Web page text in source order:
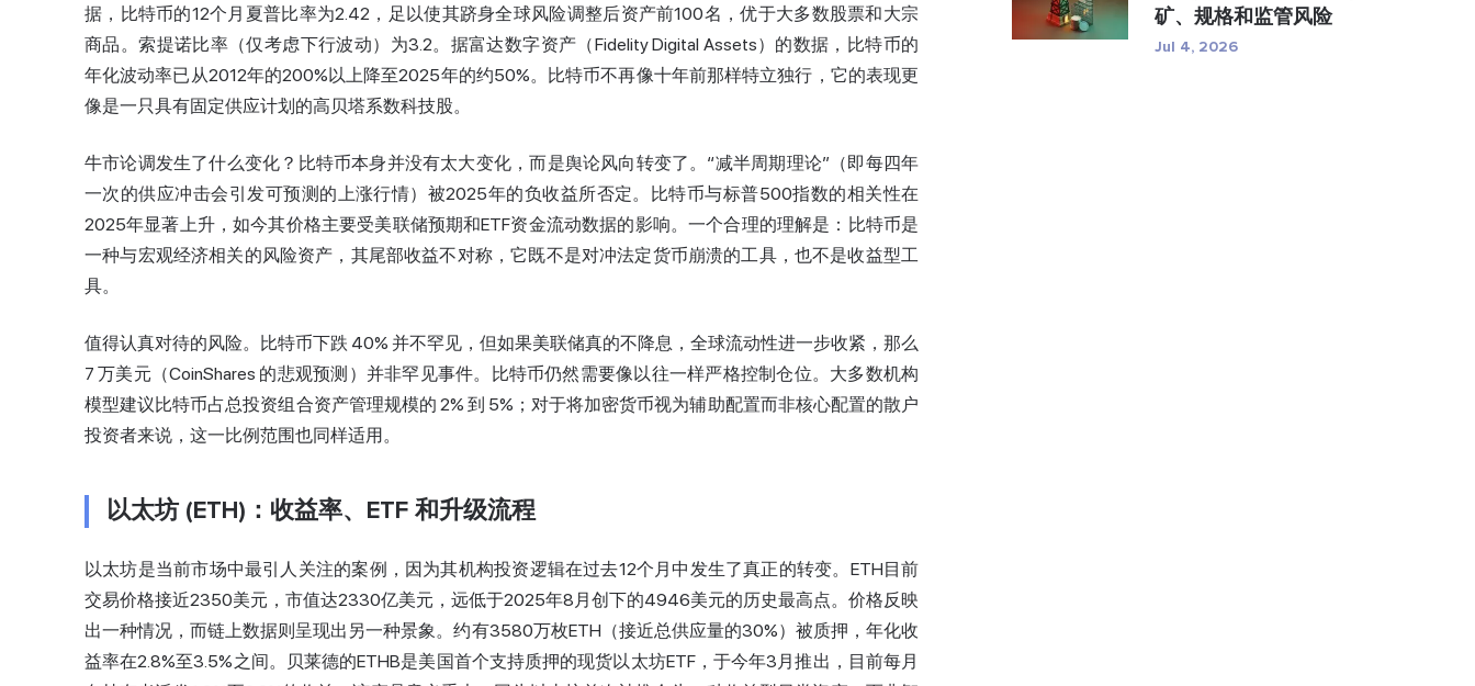
据，比特币的12个月夏普比率为2.42，足以使其跻身全球风险调整后资产前100名，优于大多数股票和大宗
商品。索提诺比率（仅考虑下行波动）为3.2。据富达数字资产（Fidelity Digital Assets）的数据，比特币的
年化波动率已从2012年的200%以上降至2025年的约50%。比特币不再像十年前那样特立独行，它的表现更
像是一只具有固定供应计划的高贝塔系数科技股。
牛市论调发生了什么变化？比特币本身并没有太大变化，而是舆论风向转变了。“减半周期理论”（即每四年
一次的供应冲击会引发可预测的上涨行情）被2025年的负收益所否定。比特币与标普500指数的相关性在
2025年显著上升，如今其价格主要受美联储预期和ETF资金流动数据的影响。一个合理的理解是：比特币是
一种与宏观经济相关的风险资产，其尾部收益不对称，它既不是对冲法定货币崩溃的工具，也不是收益型工
具。
值得认真对待的风险。比特币下跌 40% 并不罕见，但如果美联储真的不降息，全球流动性进一步收紧，那么
7 万美元（CoinShares 的悲观预测）并非罕见事件。比特币仍然需要像以往一样严格控制仓位。大多数机构
模型建议比特币占总投资组合资产管理规模的 2% 到 5%；对于将加密货币视为辅助配置而非核心配置的散户
投资者来说，这一比例范围也同样适用。
以太坊 (ETH)：收益率、ETF 和升级流程
以太坊是当前市场中最引人关注的案例，因为其机构投资逻辑在过去12个月中发生了真正的转变。ETH目前
交易价格接近2350美元，市值达2330亿美元，远低于2025年8月创下的4946美元的历史最高点。价格反映
出一种情况，而链上数据则呈现出另一种景象。约有3580万枚ETH（接近总供应量的30%）被质押，年化收
益率在2.8%至3.5%之间。贝莱德的ETHB是美国首个支持质押的现货以太坊ETF，于今年3月推出，目前每月
矿、规格和监管风险
Jul 4, 2026